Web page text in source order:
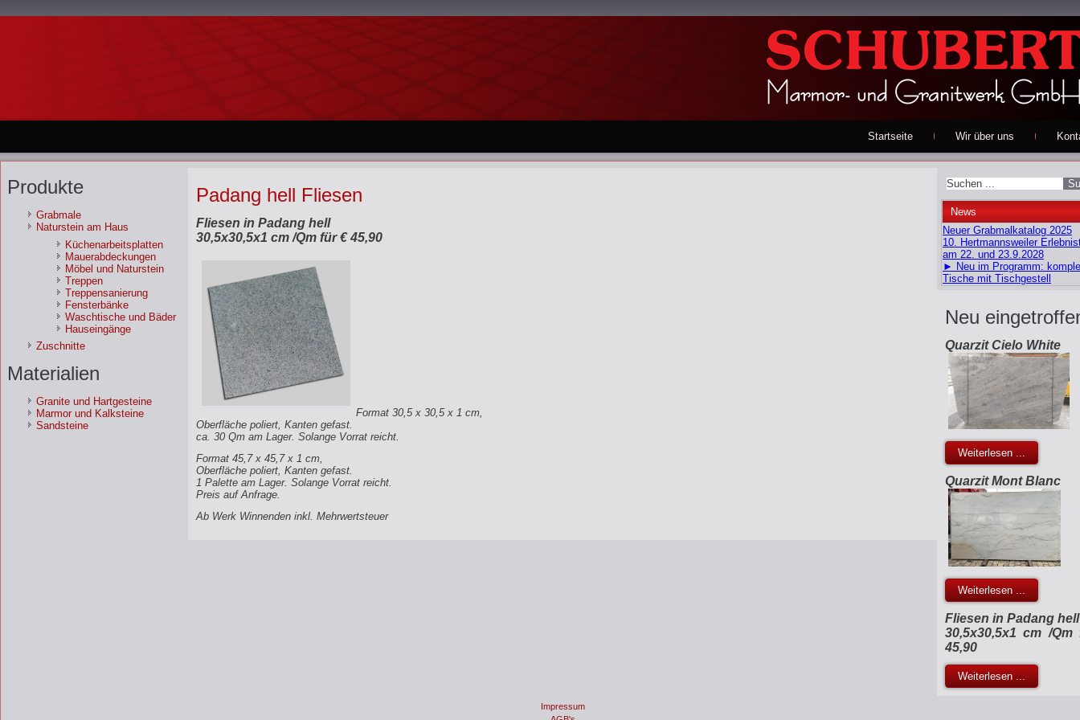
Startseite Wir über uns
Produkte
Grabmale
Naturstein am Haus
Küchenarbeitsplatten
Mauerabdeckungen
Möbel und Naturstein
Treppen
Treppensanierung
Fensterbänke
Waschtische und Bäder
Hauseingänge
Zuschnitte
Materialien
Granite und Hartgesteine
Marmor und Kalksteine
Sandsteine
Padang hell Fliesen
Fliesen in Padang hell
30,5x30,5x1 cm /Qm für € 45,90
Format 30,5 x 30,5 x 1 cm,
Oberfläche poliert, Kanten gefast.
ca. 30 Qm am Lager. Solange Vorrat reicht.
Format 45,7 x 45,7 x 1 cm,
Oberfläche poliert, Kanten gefast.
1 Palette am Lager. Solange Vorrat reicht.
Preis auf Anfrage.
Ab Werk Winnenden inkl. Mehrwertsteuer
News
Neuer Grabmalkatalog 2025
10. Hertmannsweiler
am 22. und 23.9.2028
► Neu im Programm:
Tische mit Tischgestell
Neu
Quarzit Cielo White
Weiterlesen ...
Quarzit Mont Blanc
Weiterlesen ...
Fliesen in Padang hell
30,5x30,5x1 cm /Qm
45,90
Weiterlesen ...
Impressum